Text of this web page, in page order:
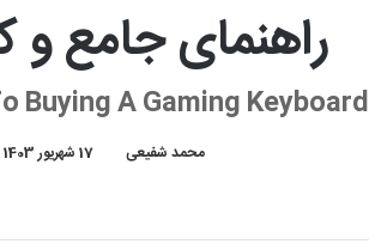
راهنمای جامع و
Buying A Gaming Keyboard
محمد شفیعی 17 شهریور 1403